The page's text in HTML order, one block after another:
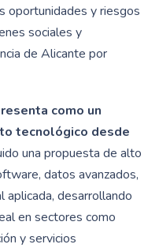
oportunidades y riesgos
sociales y
de Alicante por
como un
tecnológico desde
una propuesta de alto
datos avanzados,
aplicada, desarrollando
en sectores como
y servicios